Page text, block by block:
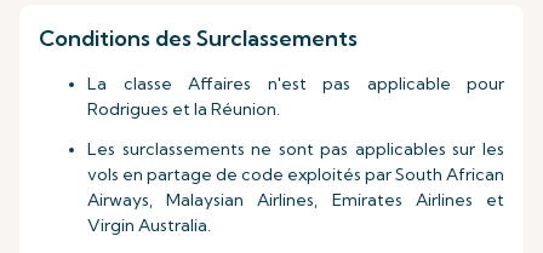
Conditions des Surclassements
La classe Affaires n'est pas applicable pour
Rodrigues et la Réunion.
Les surclassements ne sont pas applicables sur les
vols en partage de code exploités par South African
Airways, Malaysian Airlines, Emirates Airlines et
Virgin Australia.